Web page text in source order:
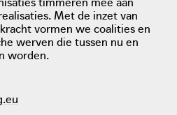
2021
Met de inzet van
vormen we coalities en
werven die tussen nu en
worden.